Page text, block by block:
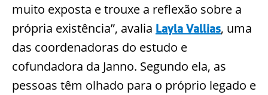
muito exposta e trouxe a reflexão sobre a
própria existência”, avalia Layla Vallias, uma
das coordenadoras do estudo e
cofundadora da Janno. Segundo ela, as
pessoas têm olhado para o próprio legado e